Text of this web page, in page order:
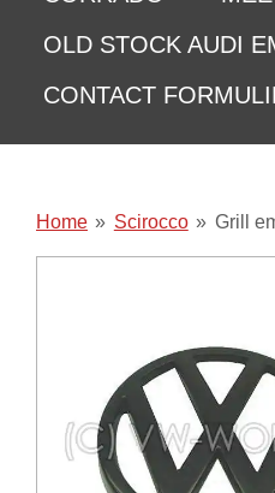
OLD STOCK AUDI
CONTACT
Home » Scirocco » Grill